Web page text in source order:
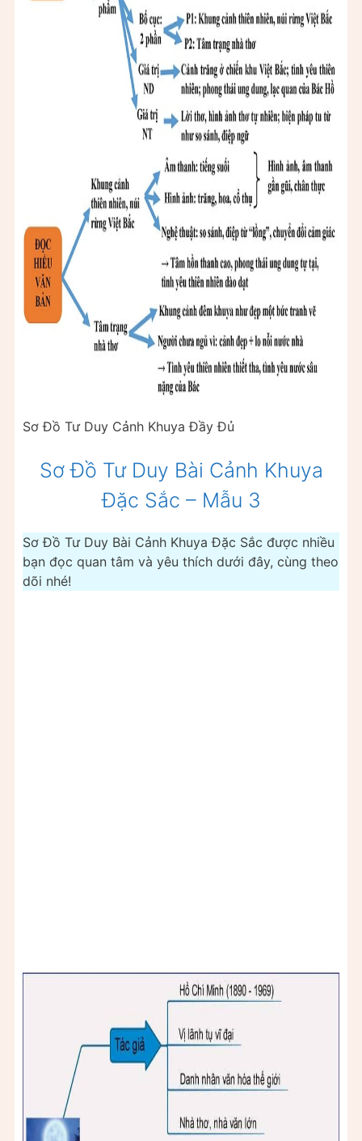
Sơ Đồ Tư Duy Cảnh Khuya Đầy Đủ
Sơ Đồ Tư Duy Bài Cảnh Khuya
Đặc Sắc – Mẫu 3
Sơ Đồ Tư Duy Bài Cảnh Khuya Đặc Sắc được nhiều
bạn đọc quan tâm và yêu thích dưới đây, cùng theo
dõi nhé!